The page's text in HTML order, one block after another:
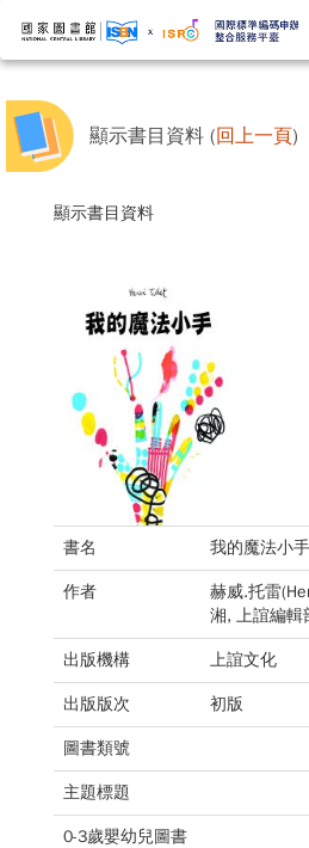
顯示書目資料 (回上一頁)
顯示書目資料
書名 我的魔法小手
作者
赫威.托雷
湘, 上誼編輯
出版機構 上誼文化
出版版次 初版
圖書類號
主題標題
0-3歲嬰幼兒圖書